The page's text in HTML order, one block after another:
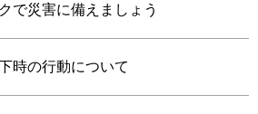
で災害に備えましょう
時の行動について